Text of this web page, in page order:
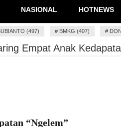
NASIONAL HOTNEWS
(497) # BMKG (407) #
Empat Anak
“Ngelem”